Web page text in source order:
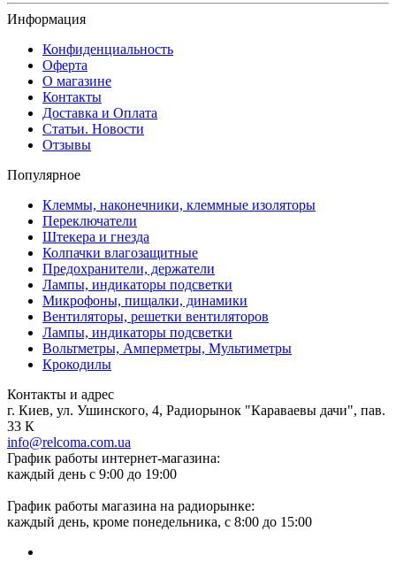
Информация
Конфиденциальность
Оферта
О магазине
Контакты
Доставка и Оплата
Статьи. Новости
Отзывы
Популярное
Клеммы, наконечники, клеммные изоляторы
Переключатели
Штекера и гнезда
Колпачки влагозащитные
Предохранители, держатели
Лампы, индикаторы подсветки
Микрофоны, пищалки, динамики
Вентиляторы, решетки вентиляторов
Лампы, индикаторы подсветки
Вольтметры, Амперметры, Мультиметры
Крокодилы
Контакты и адрес
г. Киев, ул. Ушинского, 4, Радиорынок "Караваевы дачи", пав.
33 К
info@relcoma.com.ua
График работы интернет-магазина:
каждый день с 9:00 до 19:00
График работы магазина на радиорынке:
каждый день, кроме понедельника, с 8:00 до 15:00